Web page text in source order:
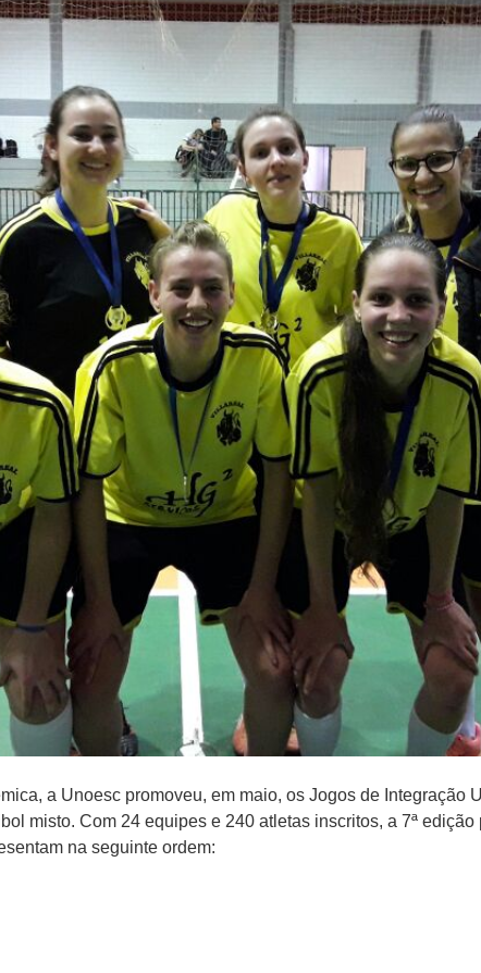
a Unoesc promoveu, em maio, os Jogos de Integração
misto. Com 24 equipes e 240 atletas inscritos, a 7ª
na seguinte ordem: